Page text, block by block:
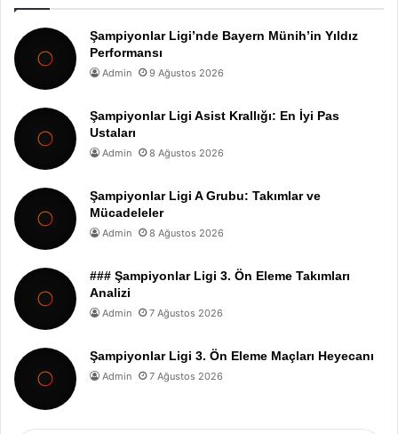
Şampiyonlar Ligi’nde Bayern Münih’in Yıldız
Performansı
Admin 9 Ağustos 2026
Şampiyonlar Ligi Asist Krallığı: En İyi Pas
Ustaları
Admin 8 Ağustos 2026
Şampiyonlar Ligi A Grubu: Takımlar ve
Mücadeleler
Admin 8 Ağustos 2026
### Şampiyonlar Ligi 3. Ön Eleme Takımları
Analizi
Admin 7 Ağustos 2026
Şampiyonlar Ligi 3. Ön Eleme Maçları Heyecanı
Admin 7 Ağustos 2026